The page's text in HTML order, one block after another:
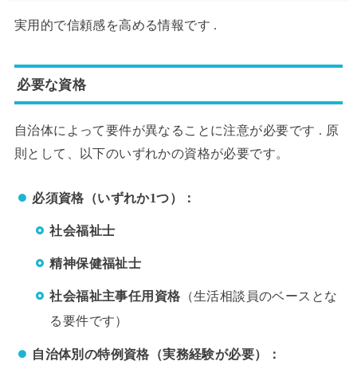
実用的で信頼感を高める情報です .
必要な資格
自治体によって要件が異なることに注意が必要です . 原
則として、以下のいずれかの資格が必要です。
必須資格（いずれか1つ）：
社会福祉士
精神保健福祉士
社会福祉主事任用資格 （生活相談員のベースとな
る要件です）
自治体別の特例資格（実務経験が必要）：